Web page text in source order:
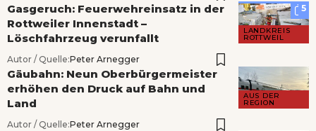
5
LANDKREIS
ROTTWEIL
Gasgeruch: Feuerwehreinsatz in der
Rottweiler Innenstadt –
Löschfahrzeug verunfallt
Autor / Quelle:Peter Arnegger
AUS DER
REGION
Gäubahn: Neun Oberbürgermeister
erhöhen den Druck auf Bahn und
Land
Autor / Quelle:Peter Arnegger